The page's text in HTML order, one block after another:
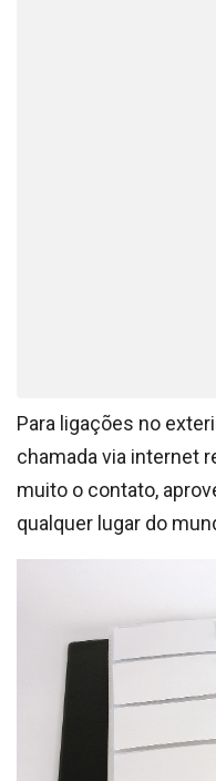
Para ligações no
chamada via internet
muito o contato,
qualquer lugar do